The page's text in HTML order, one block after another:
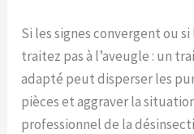
Si les signes convergent ou
traitez pas à l’aveugle : un
adapté peut disperser les
pièces et aggraver la
professionnel de la